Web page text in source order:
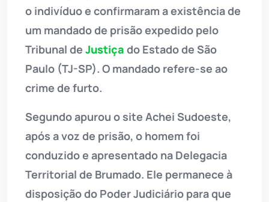
o indivíduo e confirmaram a existência de
um mandado de prisão expedido pelo
Tribunal de Justiça do Estado de São
Paulo (TJ-SP). O mandado refere-se ao
crime de furto.
Segundo apurou o site Achei Sudoeste,
após a voz de prisão, o homem foi
conduzido e apresentado na Delegacia
Territorial de Brumado. Ele permanece à
disposição do Poder Judiciário para que